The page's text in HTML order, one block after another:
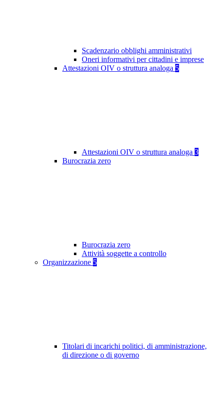
Scadenzario obblighi amministrativi
Oneri informativi per cittadini e imprese
Attestazioni OIV o struttura analoga 5
Attestazioni OIV o struttura analoga 3
Burocrazia zero
Burocrazia zero
Attività soggette a controllo
Organizzazione 5
Titolari di incarichi politici, di amministrazione,
di direzione o di governo